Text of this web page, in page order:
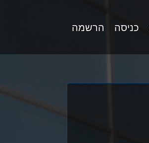
הרשמה כניסה